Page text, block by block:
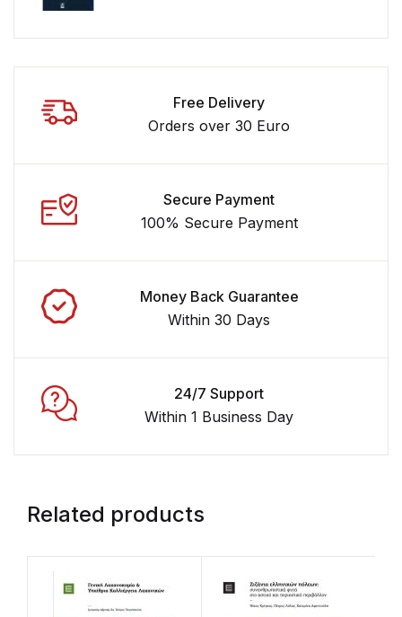
Free Delivery
Orders over 30 Euro
Secure Payment
100% Secure Payment
Money Back Guarantee
Within 30 Days
24/7 Support
Within 1 Business Day
Related products